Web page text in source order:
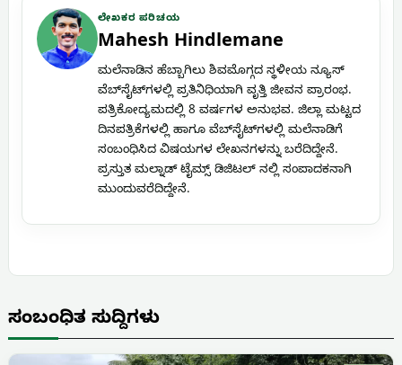
ಲೇಖಕರ ಪರಿಚಯ
Mahesh Hindlemane
ಮಲೆನಾಡಿನ ಹೆಬ್ಬಾಗಿಲು ಶಿವಮೊಗ್ಗದ ಸ್ಥಳೀಯ ನ್ಯೂಸ್
ವೆಬ್‌ಸೈಟ್‌ಗಳಲ್ಲಿ ಪ್ರತಿನಿಧಿಯಾಗಿ ವೃತ್ತಿ ಜೀವನ ಪ್ರಾರಂಭ.
ಪತ್ರಿಕೋದ್ಯಮದಲ್ಲಿ 8 ವರ್ಷಗಳ ಅನುಭವ. ಜಿಲ್ಲಾ ಮಟ್ಟದ
ದಿನಪತ್ರಿಕೆಗಳಲ್ಲಿ ಹಾಗೂ ವೆಬ್‌ಸೈಟ್‌ಗಳಲ್ಲಿ ಮಲೆನಾಡಿಗೆ
ಸಂಬಂಧಿಸಿದ ವಿಷಯಗಳ ಲೇಖನಗಳನ್ನು ಬರೆದಿದ್ದೇನೆ.
ಪ್ರಸ್ತುತ ಮಲ್ನಾಡ್ ಟೈಮ್ಸ್ ಡಿಜಿಟಲ್ ನಲ್ಲಿ ಸಂಪಾದಕನಾಗಿ
ಮುಂದುವರೆದಿದ್ದೇನೆ.
ಸಂಬಂಧಿತ ಸುದ್ದಿಗಳು